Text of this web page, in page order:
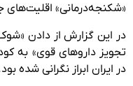
«شکنجه‌درمانی» اقلیت‌های
در این گزارش از دادن
تجویز داروهای قوی» به
در ایران ابراز نگرانی شده